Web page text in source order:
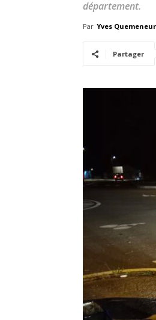
département.
Par Yves Quemeneur
Partager